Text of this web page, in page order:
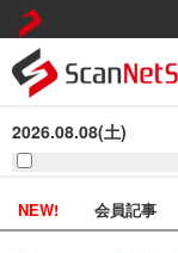
2026.08.08(土)
NEW! 会員記事